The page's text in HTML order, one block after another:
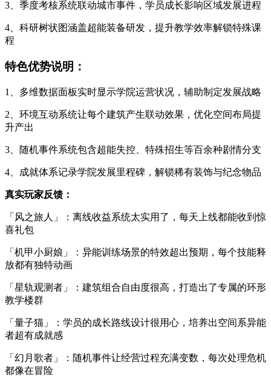
3、季度考核系统联动城市事件，学员成长影响区域发展进程
4、科研树状图涵盖超能装备研发，提升教学效率解锁特殊课
程
特色优势说明：
1、多维数据面板实时显示学院运营状况，辅助制定发展战略
2、环境互动系统让每个建筑产生联动效果，优化空间布局提
升产出
3、随机事件系统包含超能失控、特殊招生等百余种剧情分支
4、成就体系记录学院发展里程碑，解锁稀有装饰与纪念物品
真实玩家反馈：
「风之旅人」：离线收益系统太实用了，每天上线都能收到惊
喜礼包
「机甲小厨娘」：异能训练场景的特效超出预期，每个技能释
放都有独特动画
「星轨观测者」：建筑组合自由度很高，打造出了专属的环形
教学楼群
「量子猫」：学员的成长路线设计很用心，培养出空间系异能
者超有成就感
「幻月歌者」：随机事件让经营过程充满变数，每次处理危机
都像在冒险